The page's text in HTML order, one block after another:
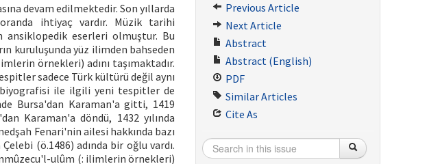
devam edilmektedir. Son yıllarda
ihtiyaç vardır. Müzik tarihi
ansiklopedik eserleri olmuştur. Bu
kuruluşunda yüz ilimden bahseden
örnekleri) adını taşımaktadır.
sadece Türk kültürü değil aynı
ile ilgili yeni tespitler de
Bursa'dan Karaman'a gitti, 1419
Karaman'a döndü, 1432 yılında
Fenari'nin ailesi hakkında bazı
(ö.1486) adında bir oğlu vardı.
ulûm (: ilimlerin örnekleri)
Previous Article
Next Article
Abstract
Abstract (English)
PDF
Similar Articles
Cite As